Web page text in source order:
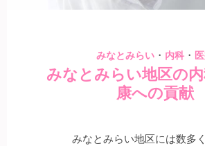
みなとみらい ・ 内科 ・
みなとみらい地区の
康への貢献
みなとみらい地区には数多